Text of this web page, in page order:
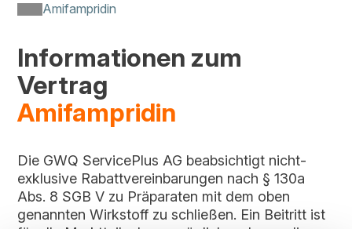
Amifampridin
Informationen zum
Vertrag
Amifampridin
Die GWQ ServicePlus AG beabsichtigt nicht-
exklusive Rabattvereinbarungen nach § 130a
Abs. 8 SGB V zu Präparaten mit dem oben
genannten Wirkstoff zu schließen. Ein Beitritt ist